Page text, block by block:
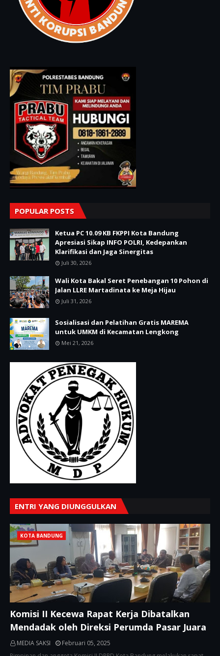
POPULAR POSTS
Ketua PC 10.09 KB FKPPI Kota Bandung
Apresiasi Sikap INFO POLRI, Kedepankan
Klarifikasi dan Jaga Sinergitas
Juli 30, 2026
Wali Kota Bakal Seret Penebangan 10 Pohon di
Jalan LLRE Martadinata ke Meja Hijau
Juli 31, 2026
Sosialisasi dan Pelatihan Gratis MAREMA
untuk UMKM di Kecamatan Lengkong
Mei 21, 2026
ENTRI YANG DIUNGGULKAN
KOTA BANDUNG
Komisi II Kecewa Rapat Kerja Dibatalkan
Mendadak oleh Direksi Perumda Pasar Juara
MEDIA SAKSI
Februari 05, 2025